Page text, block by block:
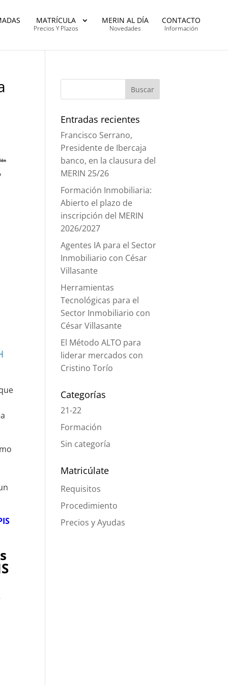
MATRÍCULA
Precios Y Plazos
MERIN AL DÍA
Novedades
CONTACTO
Información
Entradas recientes
Francisco Serrano,
Presidente de Ibercaja
banco, en la clausura del
MERIN 25/26
Formación Inmobiliaria:
Abierto el plazo de
inscripción del MERIN
2026/2027
Agentes IA para el Sector
Inmobiliario con César
Villasante
Herramientas
Tecnológicas para el
Sector Inmobiliario con
César Villasante
El Método ALTO para
liderar mercados con
Cristino Torío
Categorías
21-22
Formación
Sin categoría
Matricúlate
Requisitos
Procedimiento
Precios y Ayudas